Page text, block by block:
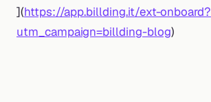
](https://app.billding.it/ext-onboard?
utm_campaign=billding-blog)